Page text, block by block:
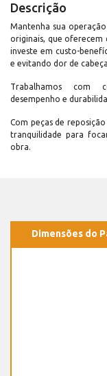
Descrição
Mantenha sua
originais, que oferecem
investe em custo-
e evitando dor de
Trabalhamos com
desempenho e
Com peças de
tranquilidade para
obra.
Dimensões do